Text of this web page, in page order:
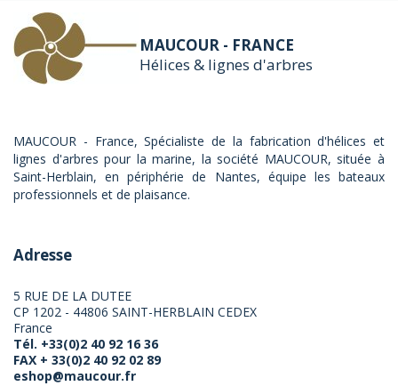
MAUCOUR - FRANCE
Hélices & lignes d'arbres
MAUCOUR - France, Spécialiste de la fabrication d'hélices et
lignes d'arbres pour la marine, la société MAUCOUR, située à
Saint-Herblain, en périphérie de Nantes, équipe les bateaux
professionnels et de plaisance.
Adresse
5 RUE DE LA DUTEE
CP 1202 - 44806 SAINT-HERBLAIN CEDEX
France
Tél. +33(0)2 40 92 16 36
FAX + 33(0)2 40 92 02 89
eshop@maucour.fr